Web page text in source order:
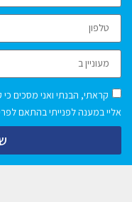
קראתי, הבנתי ואני מסכים
אליי במענה לפנייתי בהתאם